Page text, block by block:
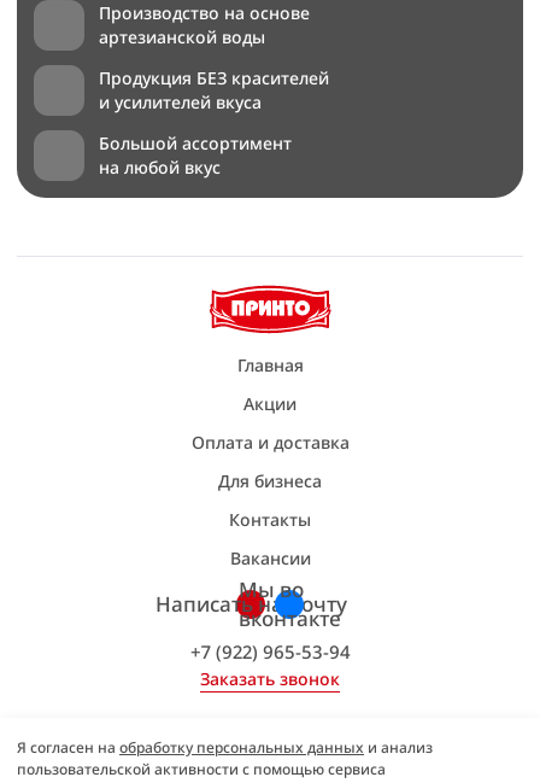
Производство на основе
артезианской воды
Продукция БЕЗ красителей
и усилителей вкуса
Большой ассортимент
на любой вкус
Главная
Акции
Оплата и доставка
Для бизнеса
Контакты
Вакансии
Написать на почту
Мы во
вконтакте
+7 (922) 965-53-94
Заказать звонок
© Принто, 2014–2026 гг.
Я согласен на обработку персональных данных и анализ
пользовательской активности с помощью сервиса